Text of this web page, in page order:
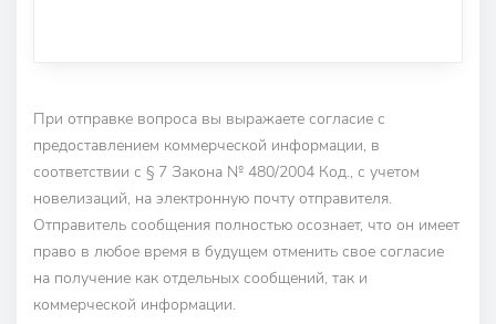
При отправке вопроса вы выражаете согласие с
предоставлением коммерческой информации, в
соответствии с § 7 Закона № 480/2004 Код., с учетом
новелизаций, на электронную почту отправителя.
Отправитель сообщения полностью осознает, что он имеет
право в любое время в будущем отменить свое согласие
на получение как отдельных сообщений, так и
коммерческой информации.